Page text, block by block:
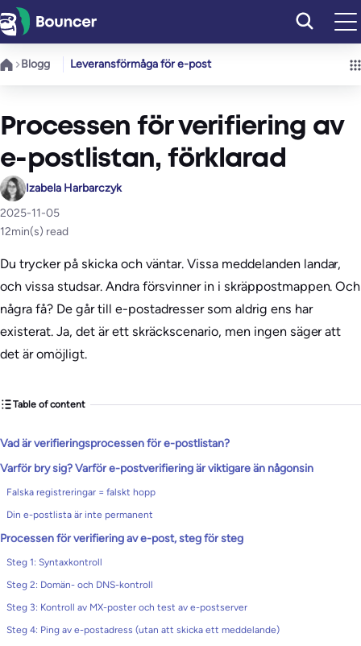
Hoppa
till
innehåll
Blogg Leveransförmåga för e-post
Processen för verifiering av
e-postlistan, förklarad
Izabela Harbarczyk
2025-11-05
12min(s) read
Du trycker på skicka och väntar. Vissa meddelanden landar,
och vissa studsar. Andra försvinner in i skräppostmappen. Och
några få? De går till e-postadresser som aldrig ens har
existerat. Ja, det är ett skräckscenario, men ingen säger att
det är omöjligt.
Table of content
Vad är verifieringsprocessen för e-postlistan?
Varför bry sig? Varför e-postverifiering är viktigare än någonsin
Falska registreringar = falskt hopp
Din e-postlista är inte permanent
Processen för verifiering av e-post, steg för steg
Steg 1: Syntaxkontroll
Steg 2: Domän- och DNS-kontroll
Steg 3: Kontroll av MX-poster och test av e-postserver
Steg 4: Ping av e-postadress (utan att skicka ett meddelande)